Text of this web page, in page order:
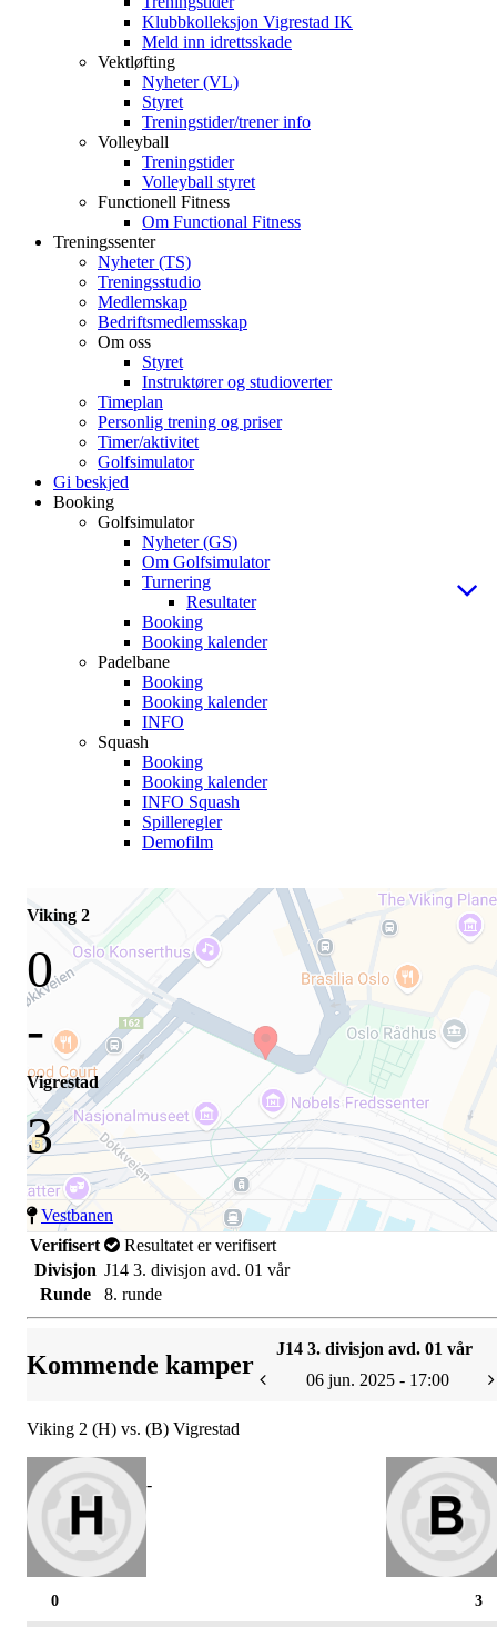
Klubbkolleksjon Vigrestad IK
Meld inn idrettsskade
Vektløfting
Nyheter (VL)
Styret
Treningstider/trener info
Volleyball
Treningstider
Volleyball styret
Functionell Fitness
Om Functional Fitness
Treningssenter
Nyheter (TS)
Treningsstudio
Medlemskap
Bedriftsmedlemsskap
Om oss
Styret
Instruktører og studioverter
Timeplan
Personlig trening og priser
Timer/aktivitet
Golfsimulator
Gi beskjed
Booking
Golfsimulator
Nyheter (GS)
Om Golfsimulator
Turnering
Resultater
Booking
Booking kalender
Padelbane
Booking
Booking kalender
INFO
Squash
Booking
Booking kalender
INFO Squash
Spilleregler
Demofilm
Viking 2
0
-
Vigrestad
3
Vestbanen
Verifisert
Resultatet er verifisert
Divisjon J14 3. divisjon avd. 01 vår
Runde
8. runde
Kommende kamper
J14 3. divisjon avd. 01 vår
06 jun. 2025 - 17:00
Viking 2 (H) vs. (B) Vigrestad
-
3
0